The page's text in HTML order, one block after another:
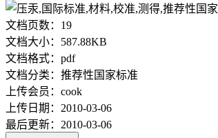
文档页数： 19
文档大小： 587.88KB
文档格式： pdf
文档分类： 推荐性国家标准
上传会员： cook
上传日期： 2010-03-06
最后更新： 2010-03-06